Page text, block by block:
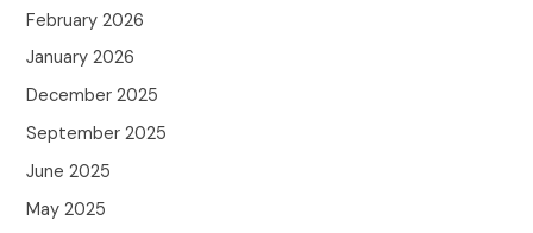
February 2026
January 2026
December 2025
September 2025
June 2025
May 2025